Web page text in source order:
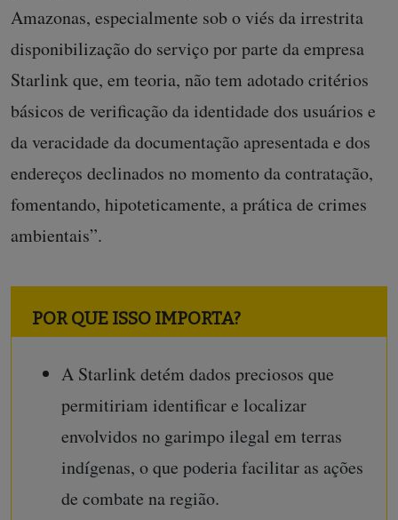
Amazonas, especialmente sob o viés da irrestrita
disponibilização do serviço por parte da empresa
Starlink que, em teoria, não tem adotado critérios
básicos de verificação da identidade dos usuários e
da veracidade da documentação apresentada e dos
endereços declinados no momento da contratação,
fomentando, hipoteticamente, a prática de crimes
ambientais”.
POR QUE ISSO IMPORTA?
A Starlink detém dados preciosos que
permitiriam identificar e localizar
envolvidos no garimpo ilegal em terras
indígenas, o que poderia facilitar as ações
de combate na região.